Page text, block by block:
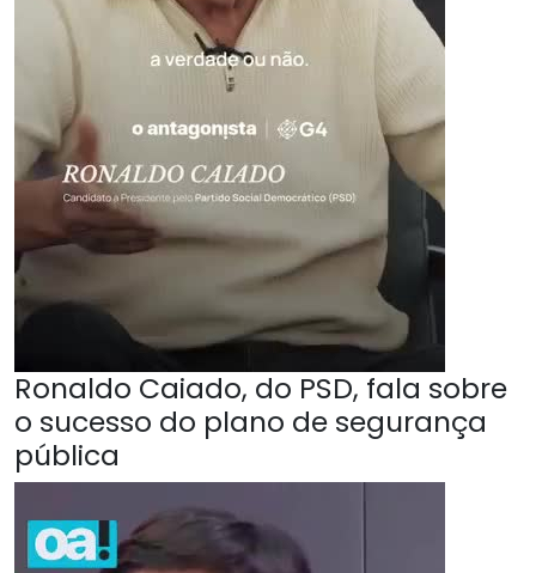
Ronaldo Caiado, do PSD, fala sobre
o sucesso do plano de segurança
pública